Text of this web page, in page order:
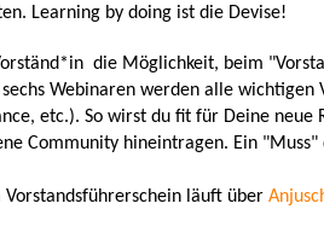
Learning by doing ist die Devise!
die Möglichkeit, beim
sechs Webinaren werden alle
etc.). So wirst du fit für Deine neue
Community hineintragen. Ein
Vorstandsführerschein läuft über